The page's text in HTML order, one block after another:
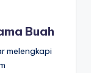
Buah
melengkapi